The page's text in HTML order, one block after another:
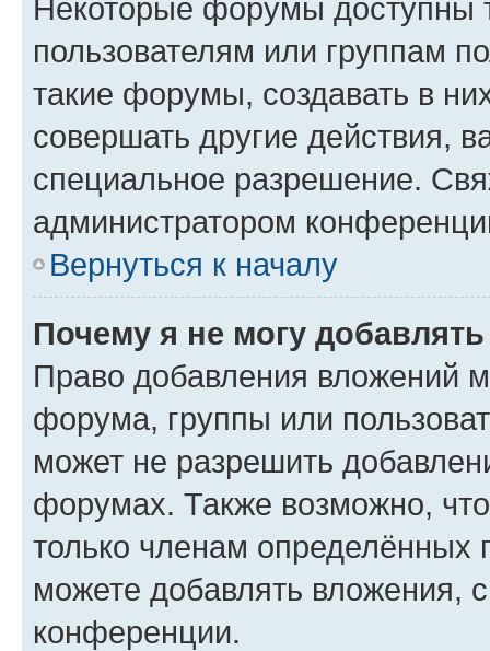
Некоторые форумы доступны
пользователям или группам
такие форумы, создавать в
совершать другие действия,
специальное разрешение.
администратором
Вернуться к началу
Почему я не могу
Право добавления вложений
форума, группы или
может не разрешить
форумах. Также возможно,
только членам определённых
можете добавлять вложения,
конференции.